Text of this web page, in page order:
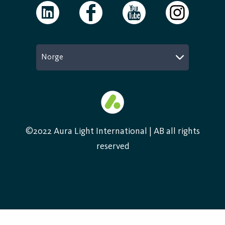
Norge
©2022 Aura Light International | AB all rights
reserved